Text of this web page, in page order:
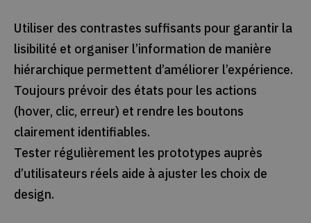
Utiliser des contrastes suffisants pour garantir la
lisibilité et organiser l’information de manière
hiérarchique permettent d’améliorer l’expérience.
Toujours prévoir des états pour les actions
(hover, clic, erreur) et rendre les boutons
clairement identifiables.
Tester régulièrement les prototypes auprès
d’utilisateurs réels aide à ajuster les choix de
design.